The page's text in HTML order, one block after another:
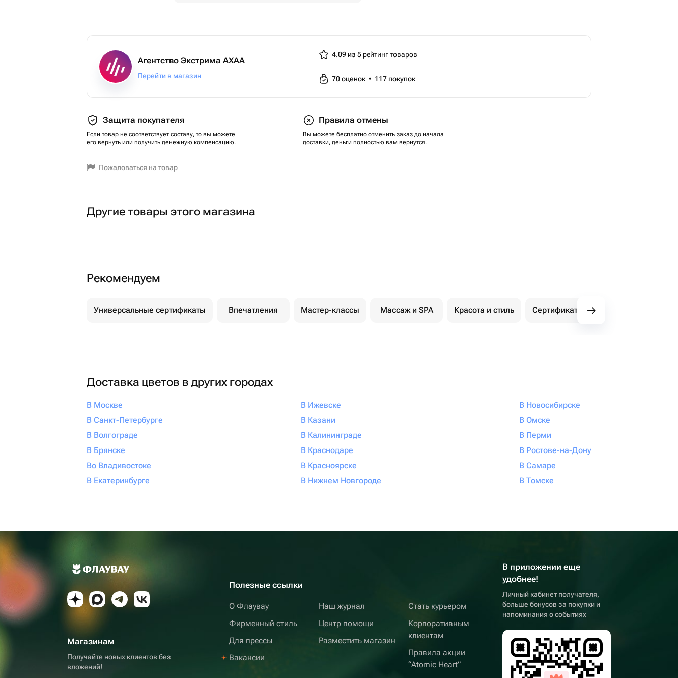
Вид подарка-впечатления: экстрим
Тематика: полеты
Тематика: с детьми
Вес: 0.1 кг..
Агентство Экстрима АХАА
Перейти в магазин
4.09 из 5 рейтинг товаров
70оценок • 117 покупок
Защита покупателя
Если товар не соответствует составу, то вы можете
его вернуть или получить денежную компенсацию.
Правила отмены
Вы можете бесплатно отменить заказ до начала
доставки, деньги полностью вам вернутся.
Пожаловаться на товар
Другие товары этого магазина
Рекомендуем
Универсальные сертификаты Впечатления Мастер-классы Массаж и SPA Красота и стиль Сертификаты Флаувау
Доставка цветов в других городах
В Москве
В Санкт-Петербурге
В Волгограде
В Брянске
Во Владивостоке
В Екатеринбурге
В Ижевске
В Казани
В Калининграде
В Краснодаре
В Красноярске
В Нижнем Новгороде
В Новосибирске
В Омске
В Перми
В Ростове-на-Дону
В Самаре
В Томске
Магазинам
Получайте новых клиентов без
вложений!
Полезные ссылки
О Флаувау
Фирменный стиль
Для прессы
Вакансии
Наш журнал
Центр помощи
Разместить магазин
Стать курьером
Корпоративным
клиентам
Правила акции
“Atomic Heart”
В приложении еще
удобнее!
Личный кабинет получателя,
больше бонусов за покупки и
напоминания о событиях